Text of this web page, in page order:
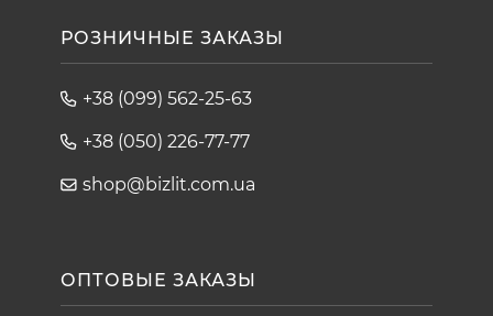
РОЗНИЧНЫЕ ЗАКАЗЫ
+38 (099) 562-25-63
+38 (050) 226-77-77
shop@bizlit.com.ua
ОПТОВЫЕ ЗАКАЗЫ